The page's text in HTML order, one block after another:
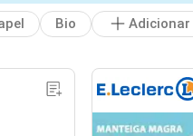
Bio
Adicionar